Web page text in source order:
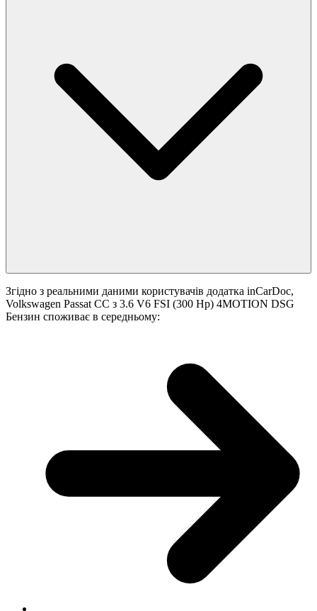
Згідно з реальними даними користувачів додатка inCarDoc,
Volkswagen Passat CC з 3.6 V6 FSI (300 Hp) 4MOTION DSG
Бензин споживає в середньому: